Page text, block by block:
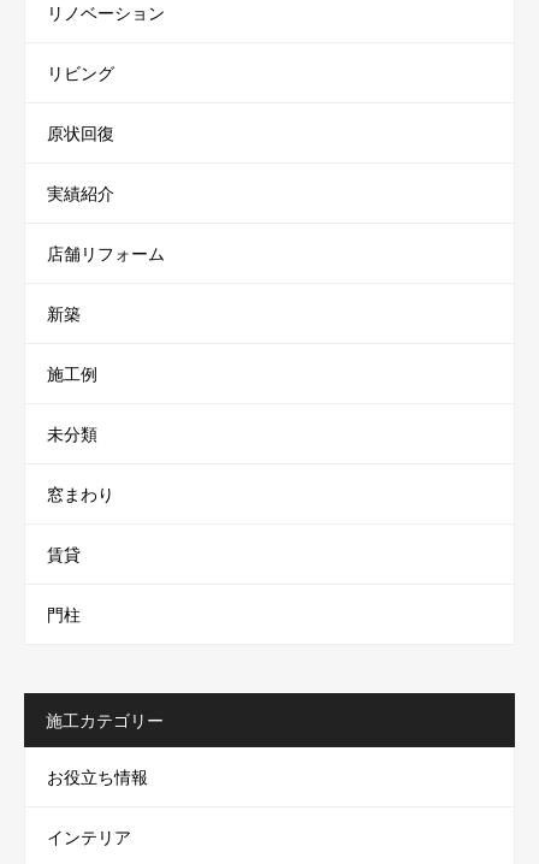
リノベーション
リビング
原状回復
実績紹介
店舗リフォーム
新築
施工例
未分類
窓まわり
賃貸
門柱
施工カテゴリー
お役立ち情報
インテリア